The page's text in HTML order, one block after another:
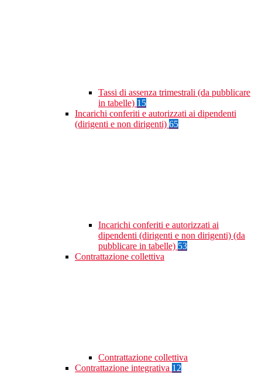
Tassi di assenza trimestrali (da pubblicare
in tabelle) 15
Incarichi conferiti e autorizzati ai dipendenti
(dirigenti e non dirigenti) 65
Incarichi conferiti e autorizzati ai
dipendenti (dirigenti e non dirigenti) (da
pubblicare in tabelle) 53
Contrattazione collettiva
Contrattazione collettiva
Contrattazione integrativa 12